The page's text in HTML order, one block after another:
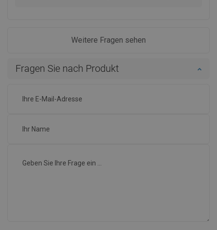
Weitere Fragen sehen
Fragen Sie nach Produkt